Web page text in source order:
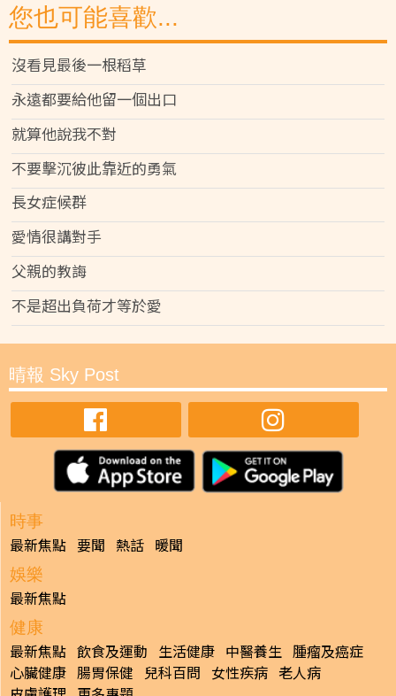
您也可能喜歡...
沒看見最後一根稻草
永遠都要給他留一個出口
就算他說我不對
不要擊沉彼此靠近的勇氣
長女症候群
愛情很講對手
父親的教誨
不是超出負荷才等於愛
晴報 Sky Post
時事
最新焦點 要聞 熱話 暖聞
娛樂
最新焦點
健康
最新焦點 飲食及運動 生活健康 中醫養生 腫瘤及癌症
心臟健康 腸胃保健 兒科百問 女性疾病 老人病